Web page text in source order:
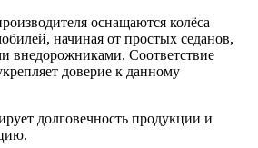
оснащаются колёса
начиная от простых седанов,
внедорожниками. Соответствие
доверие к данному
долговечность продукции и